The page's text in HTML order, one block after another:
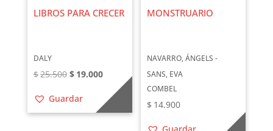
LIBROS PARA CRECER
DALY
$25.500 El
original
$ 19.000El
precio
actual
Guardar
MONSTRUARIO
NAVARRO, ÁNGELS -
SANS, EVA
COMBEL
$ 14.900